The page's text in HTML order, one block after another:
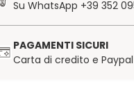
Su WhatsApp +39 352
PAGAMENTI SICURI
Carta di credito e Paypal